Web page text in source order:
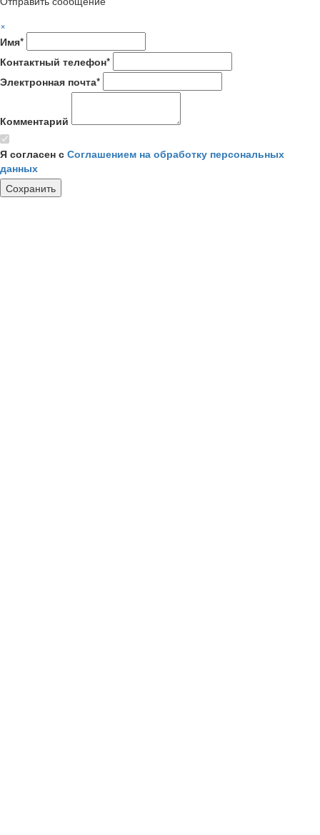
×
Имя*
Контактный телефон*
Электронная почта*
Комментарий
Я согласен с Соглашением на обработку персональных
данных